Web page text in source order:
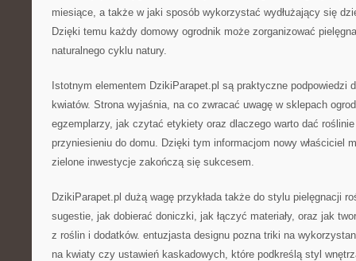
miesiące, a także w jaki sposób wykorzystać wydłużający się
Dzięki temu każdy domowy ogrodnik może zorganizować
naturalnego cyklu natury.
Istotnym elementem DzikiParapet.pl są praktyczne podpowiedzi
kwiatów. Strona wyjaśnia, na co zwracać uwagę w sklepach
egzemplarzy, jak czytać etykiety oraz dlaczego warto dać
przyniesieniu do domu. Dzięki tym informacjom nowy właściciel
zielone inwestycje zakończą się sukcesem.
DzikiParapet.pl dużą wagę przykłada także do stylu pielęgnacji
sugestie, jak dobierać doniczki, jak łączyć materiały, oraz jak
z roślin i dodatków. entuzjasta designu pozna triki na
na kwiaty czy ustawień kaskadowych, które podkreślą styl